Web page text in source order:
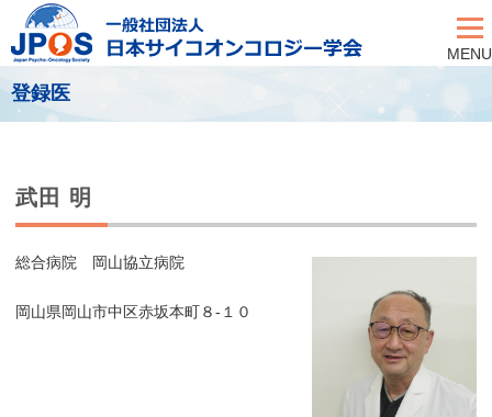
MENU
登録医
武田 明
総合病院 岡山協立病院
岡山県岡山市中区赤坂本町８‐１０